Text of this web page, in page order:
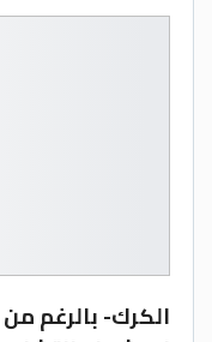
الكرك- بالرغم